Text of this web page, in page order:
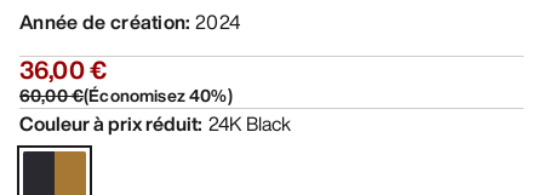
Année de création: 2024
36,00 €
60,00 €(Économisez40%)
Couleur à prix réduit: 24K Black